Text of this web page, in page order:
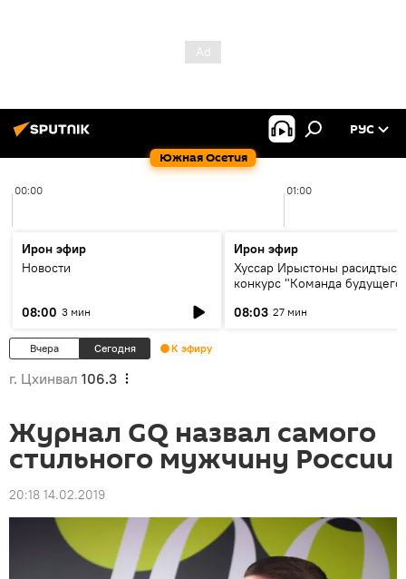
Южная Осетия
РУС
00:00 01:00
Ирон эфир
Новости
08:00 3 мин
Ирон эфир
Хуссар Ирыстоны
конкурс "Команда
08:03 27 мин
Вчера Сегодня К эфиру
г. Цхинвал 106.3
Журнал GQ назвал самого
стильного мужчину России
20:18 14.02.2019